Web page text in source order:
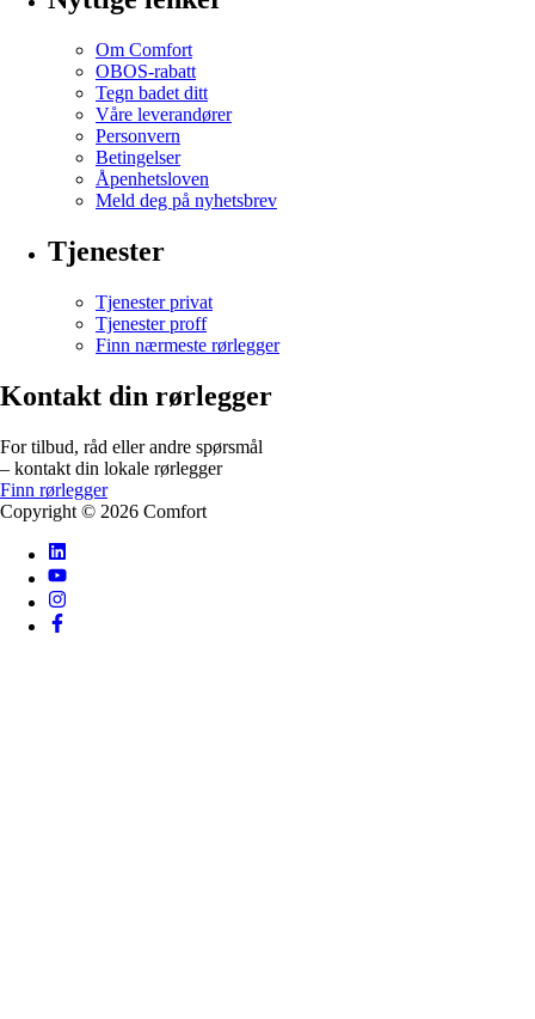
Om Comfort
OBOS-rabatt
Tegn badet ditt
Våre leverandører
Personvern
Betingelser
Åpenhetsloven
Meld deg på nyhetsbrev
Tjenester
Tjenester privat
Tjenester proff
Finn nærmeste rørlegger
Kontakt din rørlegger
For tilbud, råd eller andre spørsmål
– kontakt din lokale rørlegger
Finn rørlegger
Copyright © 2026 Comfort